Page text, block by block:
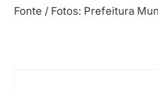
Fonte / Fotos: Prefeitura